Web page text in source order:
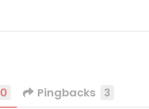
0 Pingbacks 3